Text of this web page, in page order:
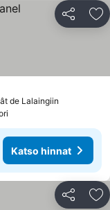
Jaa
de Lalaingiin
Katso hinnat
Jaa